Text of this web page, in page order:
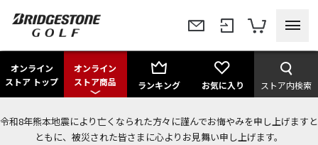
オンライン
ストア トップ
オンライン
ストア商品
ランキング お気に入り ストア内検索
令和8年熊本地震により亡くなられた方々に謹んでお悔やみを申し上げますと
ともに、被災された皆さまに心よりお見舞い申し上げます。
＜夏季休暇中のご注文・発送・お問い合わせ＞